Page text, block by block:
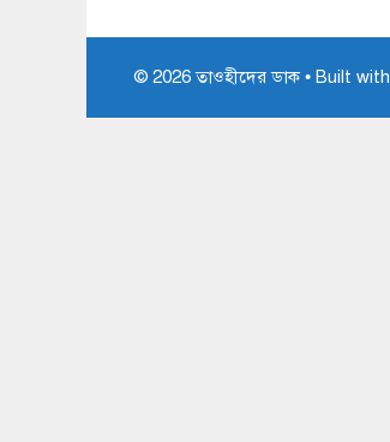
© 2026 তাওহীদের ডাক• Built with